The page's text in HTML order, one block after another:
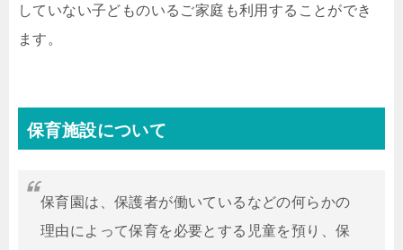
していない子どものいるご家庭も利用することができ
ます。
保育施設について
保育園は、保護者が働いているなどの何らかの
理由によって保育を必要とする児童を預り、保